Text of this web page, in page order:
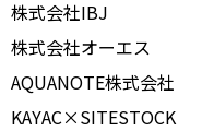
株式会社IBJ
株式会社オーエス
AQUANOTE株式会社
KAYAC×SITESTOCK